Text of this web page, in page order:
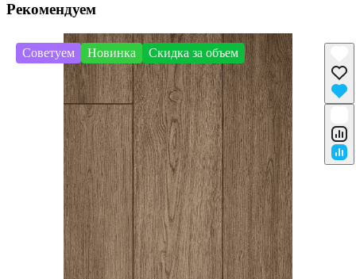
Рекомендуем
Советуем Новинка Скидка за объем